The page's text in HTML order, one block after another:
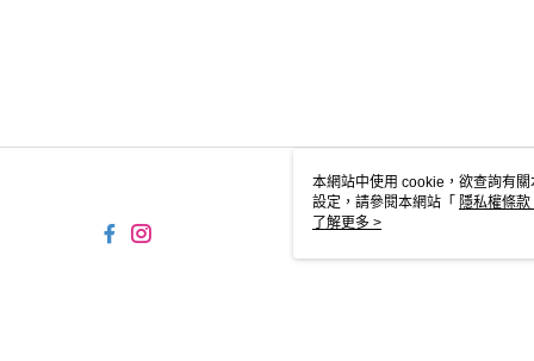
本網站中使用 cookie，欲查詢有
設定，請參閱本網站「 隱私權條款
使用 cookie。
了解更多 >